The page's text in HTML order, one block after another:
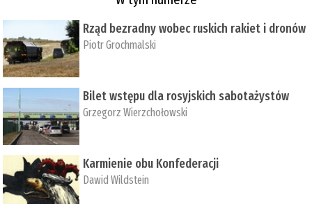
Rząd bezradny wobec ruskich rakiet i dronów
Piotr Grochmalski
Bilet wstępu dla rosyjskich sabotażystów
Grzegorz Wierzchołowski
Karmienie obu Konfederacji
Dawid Wildstein